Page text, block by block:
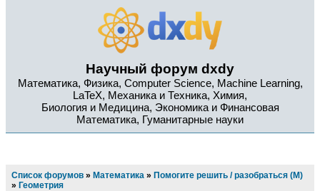
Научный форум dxdy
Математика, Физика, Computer Science, Machine Learning,
LaTeX, Механика и Техника, Химия,
Биология и Медицина, Экономика и Финансовая
Математика, Гуманитарные науки
Список форумов » Математика » Помогите решить / разобраться (М)
» Геометрия